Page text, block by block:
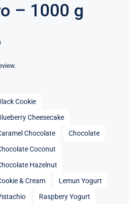
– 1000 g
Cookie
Cheesecake
Chocolate
Chocolate
Coconut
Hazelnut
& Cream
Lemun Yogurt
Raspbery Yogurt